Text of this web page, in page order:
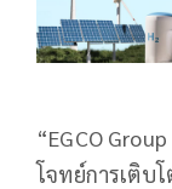
“EGCO
โจทย์การเติบ